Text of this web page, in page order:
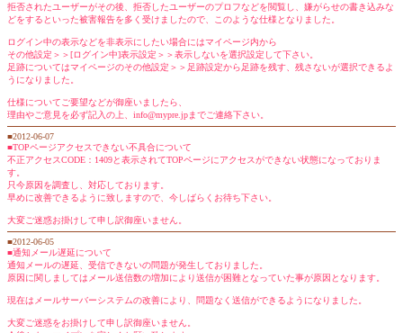
拒否されたユーザーがその後、拒否したユーザーのプロフなどを閲覧し、嫌がらせの書き込みな
どをするといった被害報告を多く受けましたので、このような仕様となりました。
ログイン中の表示などを非表示にしたい場合にはマイページ内から
その他設定＞＞[ログイン中]表示設定＞＞表示しないを選択設定して下さい。
足跡についてはマイページのその他設定＞＞足跡設定から足跡を残す、残さないが選択できるよ
うになりました。
仕様についてご要望などが御座いましたら、
理由やご意見を必ず記入の上、info@mypre.jpまでご連絡下さい。
■2012-06-07
■TOPページアクセスできない不具合について
不正アクセスCODE：1409と表示されてTOPページにアクセスができない状態になっておりま
す。
只今原因を調査し、対応しております。
早めに改善できるように致しますので、今しばらくお待ち下さい。
大変ご迷惑お掛けして申し訳御座いません。
■2012-06-05
■通知メール遅延について
通知メールの遅延、受信できないの問題が発生しておりました。
原因に関しましてはメール送信数の増加により送信が困難となっていた事が原因となります。
現在はメールサーバーシステムの改善により、問題なく送信ができるようになりました。
大変ご迷惑をお掛けして申し訳御座いません。